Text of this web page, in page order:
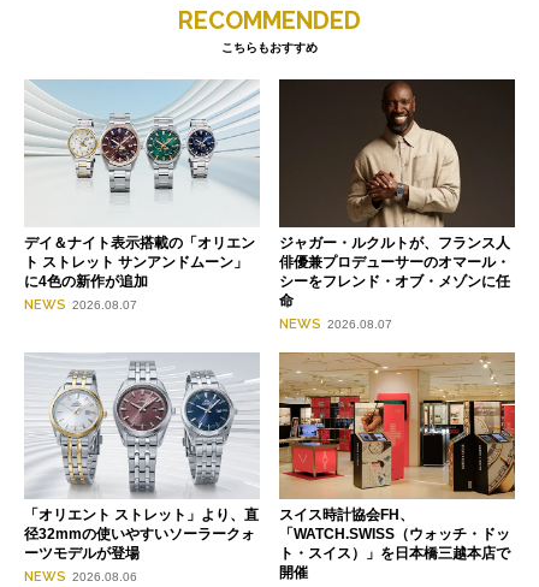
RECOMMENDED
こちらもおすすめ
デイ＆ナイト表示搭載の「オリエン
ト ストレット サンアンドムーン」
に4色の新作が追加
NEWS 2026.08.07
ジャガー・ルクルトが、フランス人
俳優兼プロデューサーのオマール・
シーをフレンド・オブ・メゾンに任
命
NEWS 2026.08.07
「オリエント ストレット」より、直
径32mmの使いやすいソーラークォ
ーツモデルが登場
NEWS 2026.08.06
スイス時計協会FH、
「WATCH.SWISS（ウォッチ・ドッ
ト・スイス）」を日本橋三越本店で
開催